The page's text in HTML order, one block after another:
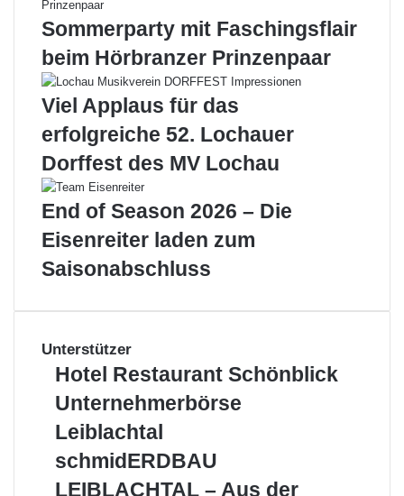
Sommerparty mit Faschingsflair
beim Hörbranzer Prinzenpaar
Viel Applaus für das
erfolgreiche 52. Lochauer
Dorffest des MV Lochau
End of Season 2026 – Die
Eisenreiter laden zum
Saisonabschluss
Unterstützer
Hotel
Schönblick
Hotel Restaurant Schönblick
Unternehmerbörse
Unternehmerbörse
Leiblachtal
schmidERDBAU
–
schmidERDBAU
LEIBLACHTAL – Aus der